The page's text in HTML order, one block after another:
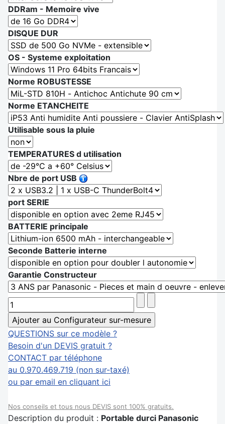
DDRam - Memoire vive
DISQUE DUR
OS - Systeme exploitation
Norme ROBUSTESSE
Norme ETANCHEITE
Utilisable sous la pluie
TEMPERATURES d utilisation
Nbre de port USB
port SERIE
BATTERIE principale
Seconde Batterie interne
Garantie Constructeur
QUESTIONS sur ce modèle ?
Besoin d'un DEVIS gratuit ?
CONTACT par téléphone
au 0.970.469.719 (non sur-taxé)
ou par email en cliquant ici
Nos conseils et tous nous DEVIS sont 100% gratuits.
Description du produit : Portable durci Panasonic